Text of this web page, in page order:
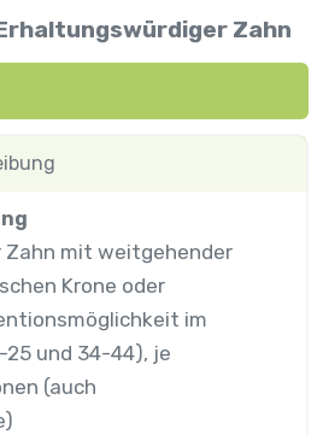
Zahn
Zahn mit weitgehender
Krone oder
im
25 und 34-44), je
(auch